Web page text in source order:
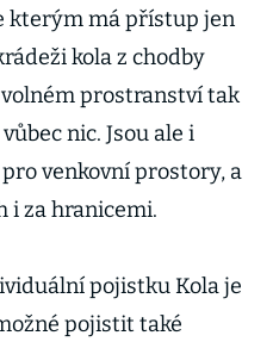
kterým má přístup jen
kola z chodby
prostranství tak
nic. Jsou ale i
venkovní prostory, a
i za hranicemi.
pojistku Kola je
pojistit také